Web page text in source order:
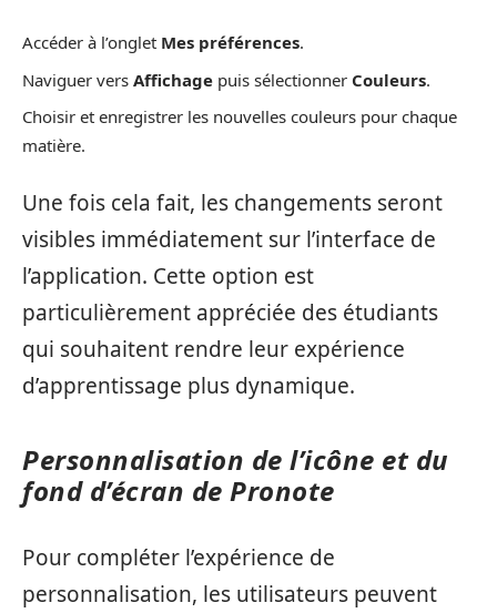
Accéder à l’onglet Mes préférences.
Naviguer vers Affichage puis sélectionner Couleurs.
Choisir et enregistrer les nouvelles couleurs pour chaque
matière.
Une fois cela fait, les changements seront
visibles immédiatement sur l’interface de
l’application. Cette option est
particulièrement appréciée des étudiants
qui souhaitent rendre leur expérience
d’apprentissage plus dynamique.
Personnalisation de l’icône et du
fond d’écran de Pronote
Pour compléter l’expérience de
personnalisation, les utilisateurs peuvent